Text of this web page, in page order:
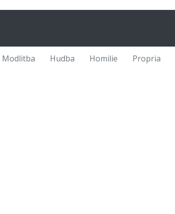
Modlitba Hudba Homilie Propria